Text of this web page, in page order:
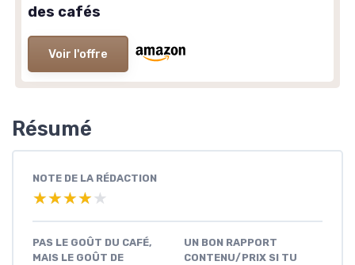
des cafés
Voir l'offre
Résumé
NOTE DE LA RÉDACTION
★★★★★
★★★★★
PAS LE GOÛT DU CAFÉ,
MAIS LE GOÛT DE
UN BON RAPPORT
CONTENU/PRIX SI TU